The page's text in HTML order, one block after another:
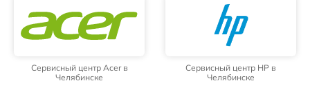
Сервисный центр Acer в
Челябинске
Сервисный центр HP в
Челябинске